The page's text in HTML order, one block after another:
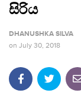
සිරිය
DHANUSHKA SILVA
on July 30, 2018